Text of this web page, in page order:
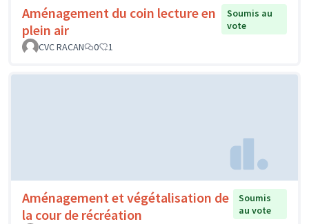
Aménagement du coin lecture en
plein air
Soumis au
vote
CVC RACAN
0 1
Aménagement et végétalisation de
la cour de récréation
Soumis
au vote